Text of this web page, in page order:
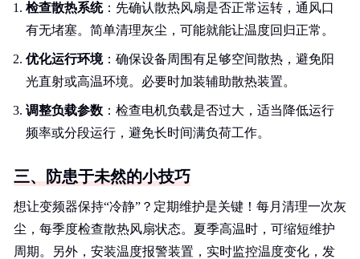
检查散热系统：先确认散热风扇是否正常运转，通风口
有无堵塞。简单清理灰尘，可能就能让温度回归正常。
优化运行环境：确保设备周围有足够空间散热，避免阳
光直射或高温环境。必要时加装辅助散热装置。
调整负载参数 ：检查电机负载是否过大，适当降低运行
频率或分段运行，避免长时间满负荷工作。
三、防患于未然的小技巧
想让变频器保持“冷静”？定期维护是关键！每月清理一次灰
尘，每季度检查散热风扇状态。夏季高温时，可缩短维护
周期。另外，安装温度报警装置，实时监控温度变化，发